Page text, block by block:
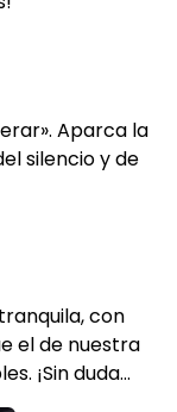
Aparca la
silencio y de
o al canal.
con
el de nuestra
¡Sin duda